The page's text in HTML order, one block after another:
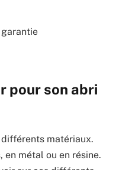
pour son abri
différents matériaux.
métal ou en résine.